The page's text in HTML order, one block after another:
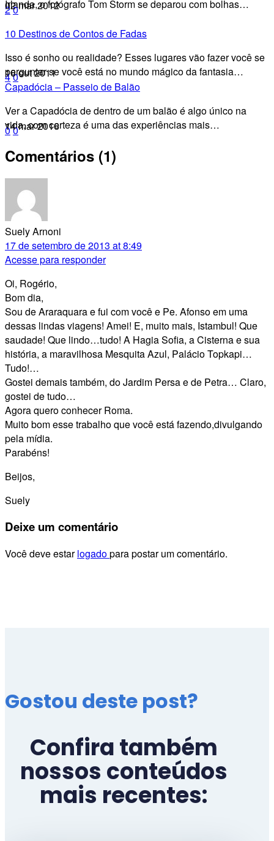
Irlanda, o fotógrafo Tom Storm se deparou com bolhas…
20
02 mar 2012
10 Destinos de Contos de Fadas
Isso é sonho ou realidade? Esses lugares vão fazer você se
perguntar se você está no mundo mágico da fantasia…
40
16 out 2011
Capadócia – Passeio de Balão
Ver a Capadócia de dentro de um balão é algo único na
vida, com certeza é uma das experiências mais…
0 0
14 mar 2016
Comentários (1)
Suely Arnoni
17 de setembro de 2013 at 8:49
Acesse para responder
Oi, Rogério,
Bom dia,
Sou de Araraquara e fui com você e Pe. Afonso em uma
dessas lindas viagens! Amei! E, muito mais, Istambul! Que
saudade! Que lindo…tudo! A Hagia Sofia, a Cisterna e sua
história, a maravilhosa Mesquita Azul, Palácio Topkapi…
Tudo!…
Gostei demais também, do Jardim Persa e de Petra… Claro,
gostei de tudo…
Agora quero conhecer Roma.
Muito bom esse trabalho que você está fazendo,divulgando
pela mídia.
Parabéns!
Beijos,
Suely
Deixe um comentário
Você deve estarlogadopara postar um comentário.
Gostou deste post?
Confira também
nossos conteúdos
mais recentes: